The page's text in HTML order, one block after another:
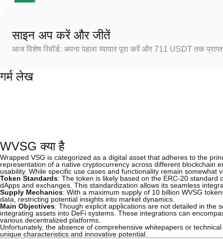
साइन अप करें और जीतें
आज विशेष रिवॉर्ड: अपना पहला व्यापार पूरा करें और 711 USDT तक
गर्म लेख
WVSG क्या है
Wrapped VSG is categorized as a digital asset that adheres to the
representation of a native cryptocurrency across different blockchain
usability. While specific use cases and functionality remain somewhat
Token Standards: The token is likely based on the ERC-20
dApps and exchanges. This standardization allows its seamless
Supply Mechanics: With a maximum supply of 10 billion WVSG
data, restricting potential insights into market dynamics.
Main Objectives: Though explicit applications are not detailed in the
integrating assets into DeFi systems. These integrations can
various decentralized platforms.
Unfortunately, the absence of comprehensive whitepapers or
unique characteristics and innovative potential.